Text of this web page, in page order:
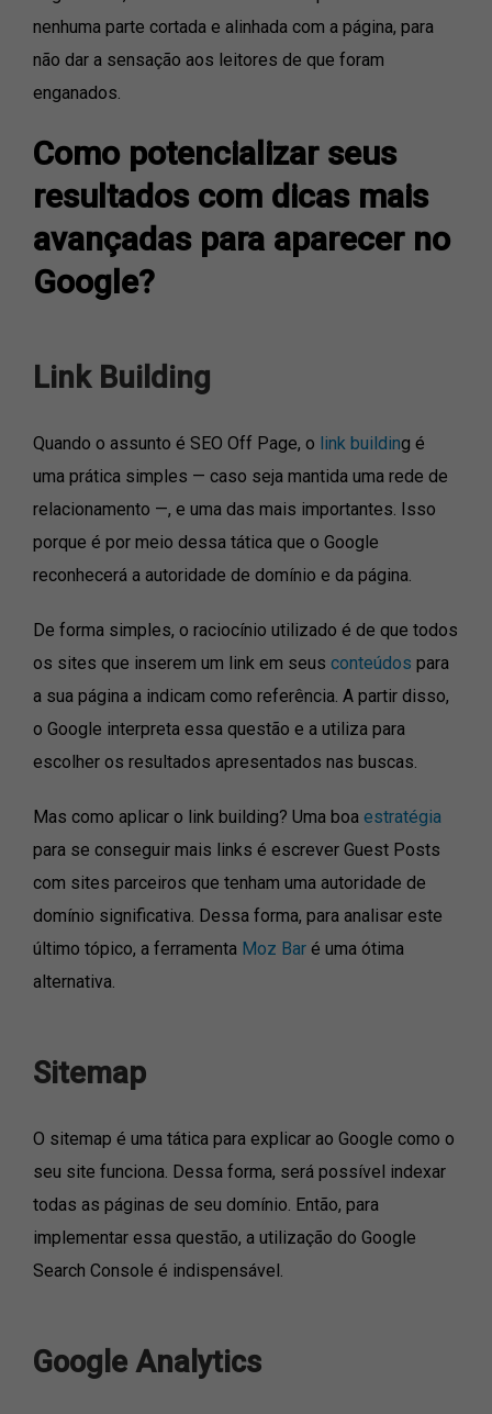
nenhuma parte cortada e alinhada com a página, para
não dar a sensação aos leitores de que foram
enganados.
Como potencializar seus
resultados com dicas mais
avançadas para aparecer no
Google?
Link Building
Quando o assunto é SEO Off Page, o link building é
uma prática simples — caso seja mantida uma rede de
relacionamento —, e uma das mais importantes. Isso
porque é por meio dessa tática que o Google
reconhecerá a autoridade de domínio e da página.
De forma simples, o raciocínio utilizado é de que todos
os sites que inserem um link em seus conteúdos para
a sua página a indicam como referência. A partir disso,
o Google interpreta essa questão e a utiliza para
escolher os resultados apresentados nas buscas.
Mas como aplicar o link building? Uma boa estratégia
para se conseguir mais links é escrever Guest Posts
com sites parceiros que tenham uma autoridade de
domínio significativa. Dessa forma, para analisar este
último tópico, a ferramenta Moz Bar é uma ótima
alternativa.
Sitemap
O sitemap é uma tática para explicar ao Google como o
seu site funciona. Dessa forma, será possível indexar
todas as páginas de seu domínio. Então, para
implementar essa questão, a utilização do Google
Search Console é indispensável.
Google Analytics